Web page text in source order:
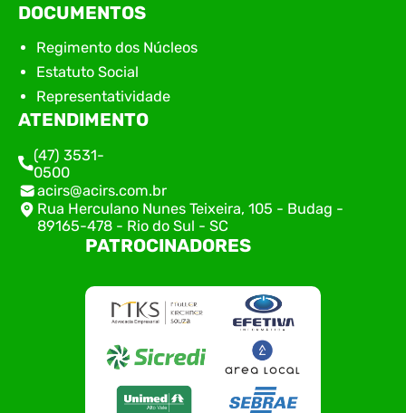
DOCUMENTOS
Regimento dos Núcleos
Estatuto Social
Representatividade
ATENDIMENTO
(47) 3531-
0500
acirs@acirs.com.br
Rua Herculano Nunes Teixeira, 105 - Budag -
89165-478 - Rio do Sul - SC
PATROCINADORES